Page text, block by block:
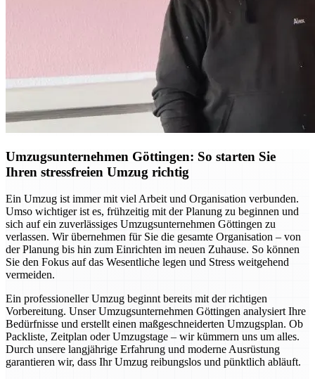
Umzugsunternehmen Göttingen: So starten Sie
Ihren stressfreien Umzug richtig
Ein Umzug ist immer mit viel Arbeit und Organisation verbunden.
Umso wichtiger ist es, frühzeitig mit der Planung zu beginnen und
sich auf ein zuverlässiges Umzugsunternehmen Göttingen zu
verlassen. Wir übernehmen für Sie die gesamte Organisation – von
der Planung bis hin zum Einrichten im neuen Zuhause. So können
Sie den Fokus auf das Wesentliche legen und Stress weitgehend
vermeiden.
Ein professioneller Umzug beginnt bereits mit der richtigen
Vorbereitung. Unser Umzugsunternehmen Göttingen analysiert Ihre
Bedürfnisse und erstellt einen maßgeschneiderten Umzugsplan. Ob
Packliste, Zeitplan oder Umzugstage – wir kümmern uns um alles.
Durch unsere langjährige Erfahrung und moderne Ausrüstung
garantieren wir, dass Ihr Umzug reibungslos und pünktlich abläuft.